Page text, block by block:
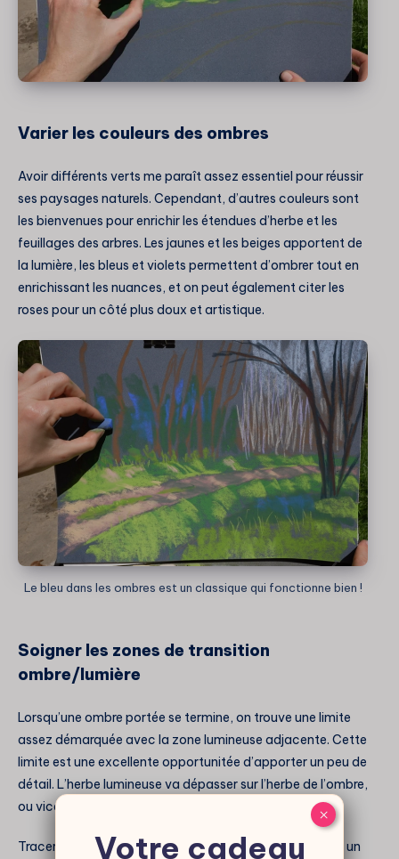
Varier les couleurs des ombres
Avoir différents verts me paraît assez essentiel pour réussir
ses paysages naturels. Cependant, d’autres couleurs sont
les bienvenues pour enrichir les étendues d’herbe et les
feuillages des arbres. Les jaunes et les beiges apportent de
la lumière, les bleus et violets permettent d’ombrer tout en
enrichissant les nuances, et on peut également citer les
roses pour un côté plus doux et artistique.
Le bleu dans les ombres est un classique qui fonctionne bien !
Soigner les zones de transition
ombre/lumière
Lorsqu’une ombre portée se termine, on trouve une limite
assez démarquée avec la zone lumineuse adjacente. Cette
limite est une excellente opportunitée d’apporter un peu de
détail. L’herbe lumineuse va dépasser sur l’herbe de l’ombre,
ou vice-versa selon les zones.
Tracer quelques brins avec l’arête du bâtonnet ou avec un
Votre cadeau
×